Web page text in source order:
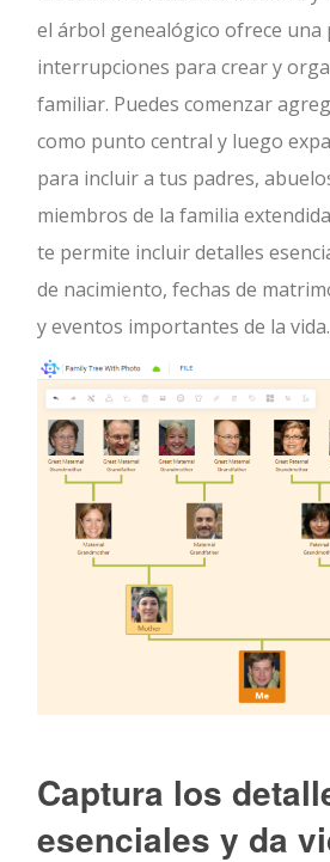
el árbol genealógico ofrece
interrupciones para crear y
familiar. Puedes comenzar
como punto central y luego
para incluir a tus padres,
miembros de la familia
te permite incluir detalles
de nacimiento, fechas de
y eventos importantes de la vida.
Captura los
esenciales y da